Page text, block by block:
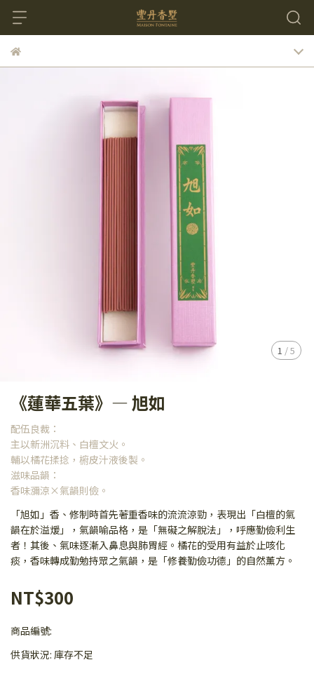
1 /5
《蓮華五葉》— 旭如
配伍良裁：
主以新洲沉料、白檀文火。
輔以橘花揉捻，椨皮汁液後製。
滋味品韻：
香味瀰涼×氣韻則儉。
「旭如」香、修制時首先著重香味的流流涼勁，表現出「白檀的氣
韻在於溢煖」，氣韻喻品格，是「無礙之解脫法」，呼應勤儉利生
者！其後、氣味逐漸入鼻息與肺胃經。橘花的受用有益於止咳化
痰，香味轉成勤勉持眾之氣韻，是「修養勤儉功德」的自然薰方。
NT$300
商品編號:
供貨狀況: 庫存不足